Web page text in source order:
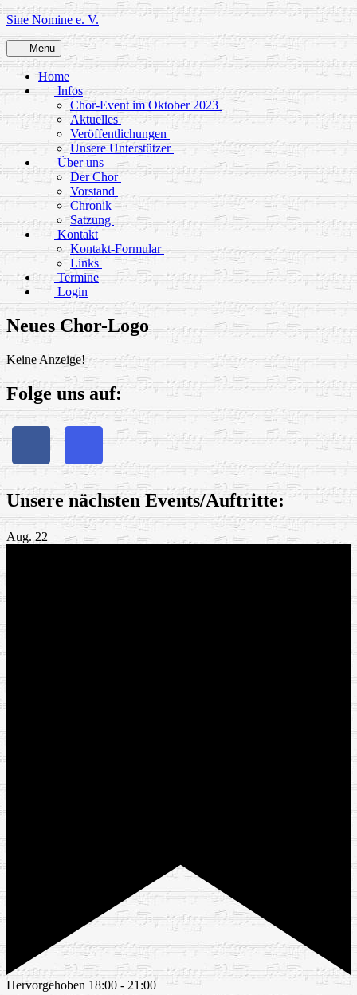
Skip
to
content
Sine Nomine e. V.
Menu
Home
Infos
Chor-Event im Oktober 2023
Aktuelles
Veröffentlichungen
Unsere Unterstützer
Über uns
Der Chor
Vorstand
Chronik
Satzung
Kontakt
Kontakt-Formular
Links
Termine
Login
Neues Chor-Logo
Keine Anzeige!
Folge uns auf:
Unsere nächsten Events/Auftritte:
Aug.22
Hervorgehoben 18:00 - 21:00